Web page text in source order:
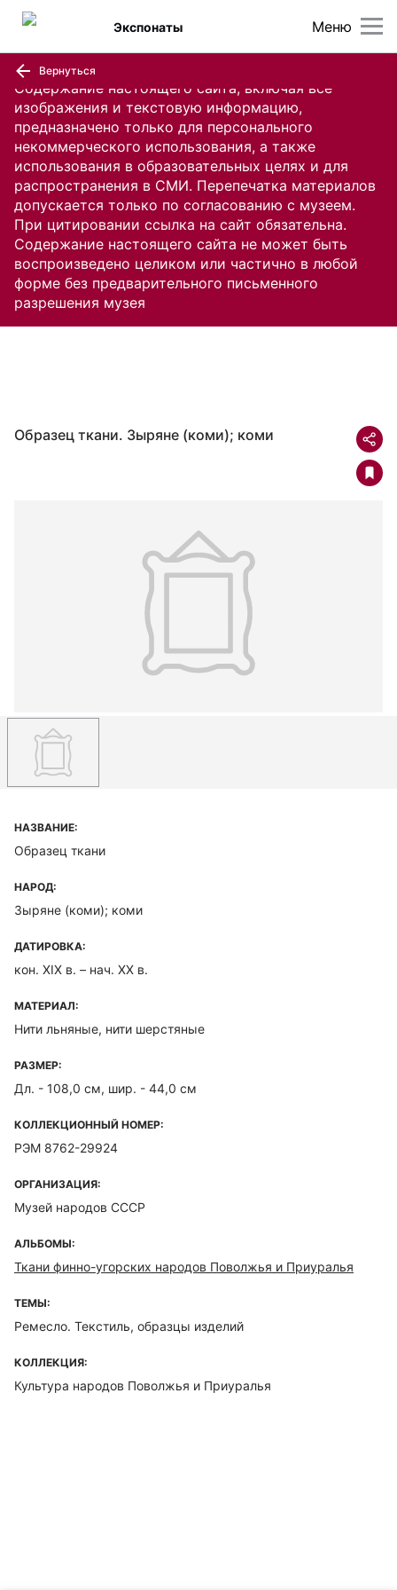
Содержание настоящего сайта, включая все
изображения и текстовую информацию,
предназначено только для персонального
некоммерческого использования, а также
использования в образовательных целях и для
распространения в СМИ. Перепечатка материалов
допускается только по согласованию с музеем.
При цитировании ссылка на сайт обязательна.
Содержание настоящего сайта не может быть
воспроизведено целиком или частично в любой
форме без предварительного письменного
разрешения музея
Меню
Экспонаты
Вернуться
Образец ткани. Зыряне (коми); коми
НАЗВАНИЕ:
Образец ткани
НАРОД:
Зыряне (коми); коми
ДАТИРОВКА:
кон. XIX в. – нач. XX в.
МАТЕРИАЛ:
Нити льняные, нити шерстяные
РАЗМЕР:
Дл. - 108,0 см, шир. - 44,0 см
КОЛЛЕКЦИОННЫЙ НОМЕР:
РЭМ 8762-29924
ОРГАНИЗАЦИЯ:
Музей народов СССР
АЛЬБОМЫ:
Ткани финно-угорских народов Поволжья и Приуралья
ТЕМЫ:
Ремесло. Текстиль, образцы изделий
КОЛЛЕКЦИЯ:
Культура народов Поволжья и Приуралья